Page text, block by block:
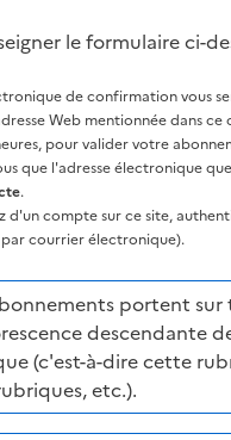
le formulaire ci-
de confirmation vous
Web mentionnée dans ce
pour valider votre
que l'adresse électronique
.
d'un compte sur ce site,
courrier électronique).
portent
descendante
(c'est-à-dire cette
etc.).